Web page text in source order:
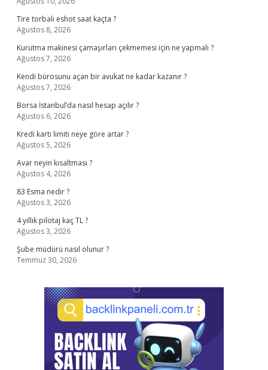
Tire torbalı eshot saat kaçta ?
Ağustos 8, 2026
Kurutma makinesi çamaşırları çekmemesi için ne yapmalı ?
Ağustos 7, 2026
Kendi bürosunu açan bir avukat ne kadar kazanır ?
Ağustos 7, 2026
Borsa İstanbul’da nasıl hesap açılır ?
Ağustos 6, 2026
Kredi kartı limiti neye göre artar ?
Ağustos 5, 2026
Avar neyin kısaltması ?
Ağustos 4, 2026
83 Esma nedir ?
Ağustos 3, 2026
4 yıllık pilotaj kaç TL ?
Ağustos 3, 2026
Şube müdürü nasıl olunur ?
Temmuz 30, 2026